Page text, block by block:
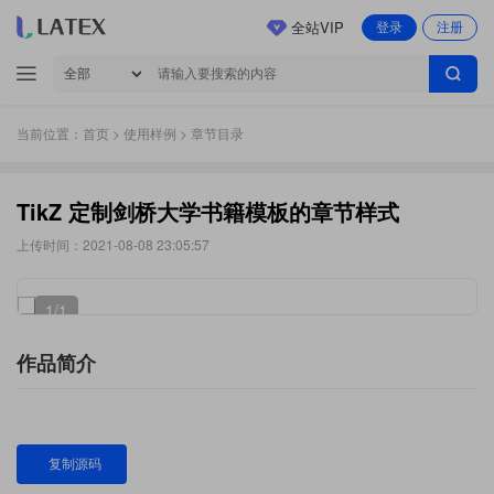
登录 注册
全站VIP
当前位置： 首页 > 使用样例 > 章节目录
TikZ 定制剑桥大学书籍模板的章节样式
上传时间：2021-08-08 23:05:57
1/1
作品简介
复制源码